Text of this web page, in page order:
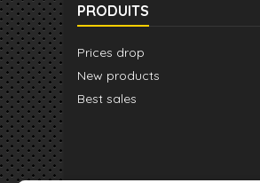
PRODUITS
Prices drop
New products
Best sales